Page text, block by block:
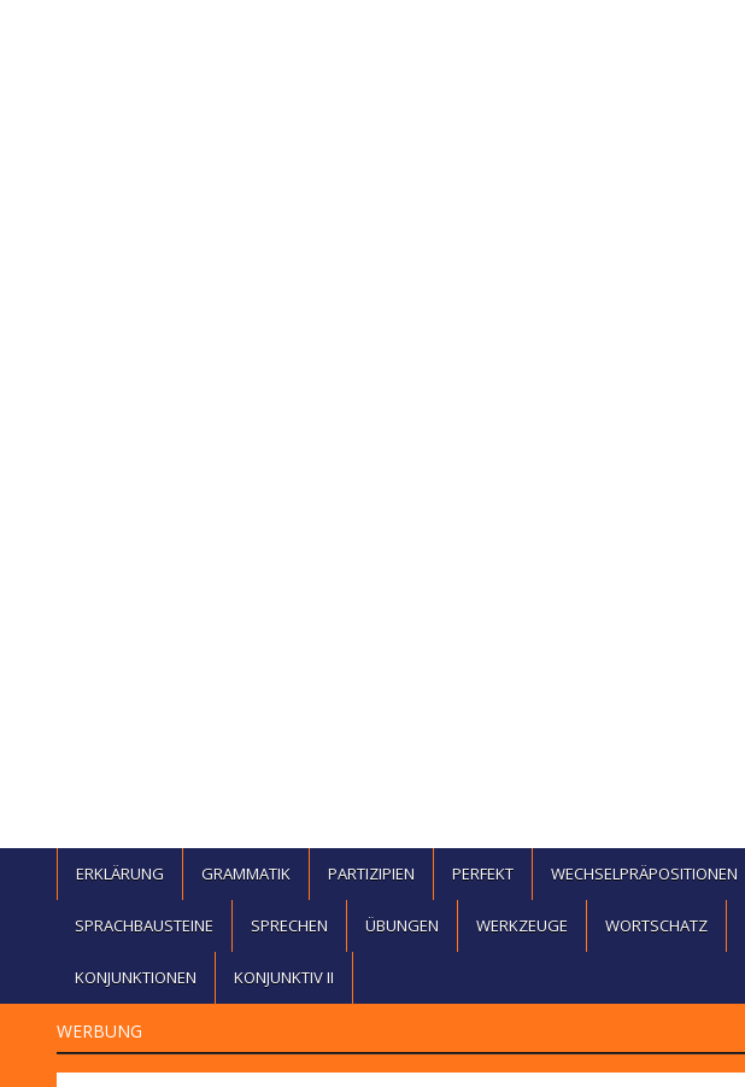
ERKLÄRUNG GRAMMATIK PARTIZIPIEN PERFEKT WECHSELPRÄPOSITIONEN
SPRACHBAUSTEINE SPRECHEN ÜBUNGEN WERKZEUGE WORTSCHATZ
KONJUNKTIONEN KONJUNKTIV II
WERBUNG